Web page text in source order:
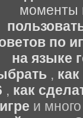
моменты
по
на языке
,
, как
игре и